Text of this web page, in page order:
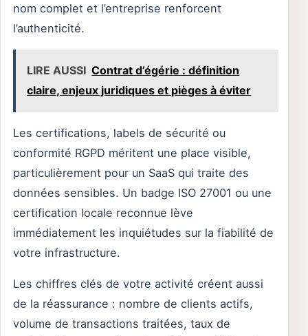
nom complet et l’entreprise renforcent
l’authenticité.
LIRE AUSSI Contrat d’égérie : définition
claire, enjeux juridiques et pièges à éviter
Les certifications, labels de sécurité ou
conformité RGPD méritent une place visible,
particulièrement pour un SaaS qui traite des
données sensibles. Un badge ISO 27001 ou une
certification locale reconnue lève
immédiatement les inquiétudes sur la fiabilité de
votre infrastructure.
Les chiffres clés de votre activité créent aussi
de la réassurance : nombre de clients actifs,
volume de transactions traitées, taux de